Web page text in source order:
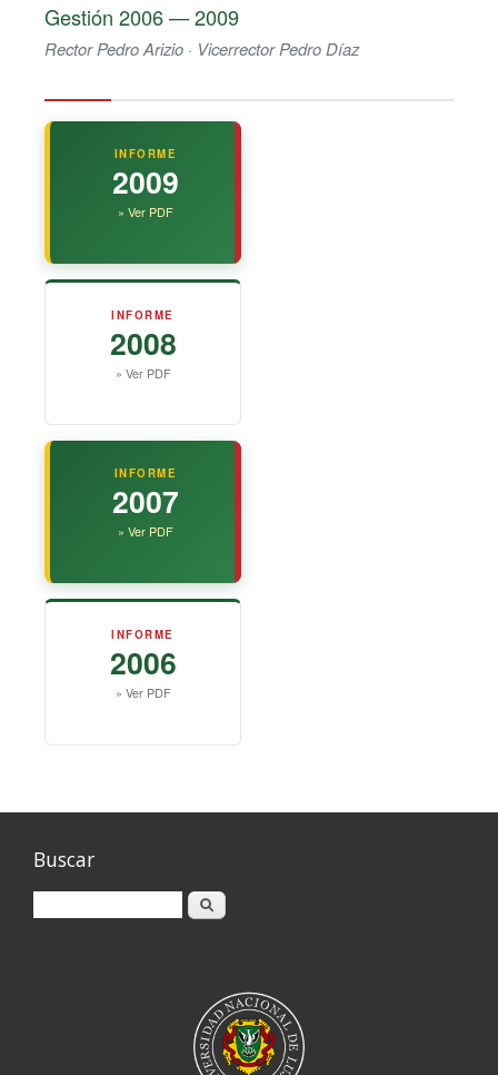
Gestión 2006 — 2009
Rector Pedro Arizio · Vicerrector Pedro Díaz
INFORME
2009
» Ver PDF
INFORME
2008
» Ver PDF
INFORME
2007
» Ver PDF
INFORME
2006
» Ver PDF
Buscar
Buscar